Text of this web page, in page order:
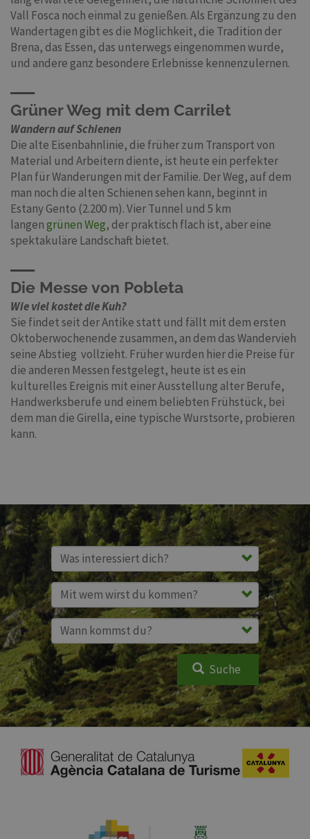
Vall Fosca noch einmal zu genießen. Als Ergänzung zu den
Wandertagen gibt es die Möglichkeit, die Tradition der
Brena, das Essen, das unterwegs eingenommen wurde,
und andere ganz besondere Erlebnisse kennenzulernen.
Grüner Weg mit dem Carrilet
Wandern auf Schienen
Die alte Eisenbahnlinie, die früher zum Transport von
Material und Arbeitern diente, ist heute ein perfekter
Plan für Wanderungen mit der Familie. Der Weg, auf dem
man noch die alten Schienen sehen kann, beginnt in
Estany Gento (2.200 m). Vier Tunnel und 5 km
langengrünen Weg, der praktisch flach ist, aber eine
spektakuläre Landschaft bietet.
Die Messe von Pobleta
Wie viel kostet die Kuh?
Sie findet seit der Antike statt und fällt mit dem ersten
Oktoberwochenende zusammen, an dem das Wandervieh
seine Abstieg vollzieht. Früher wurden hier die Preise für
die anderen Messen festgelegt, heute ist es ein
kulturelles Ereignis mit einer Ausstellung alter Berufe,
Handwerksberufe und einem beliebten Frühstück, bei
dem man die Girella, eine typische Wurstsorte, probieren
kann.
Suche